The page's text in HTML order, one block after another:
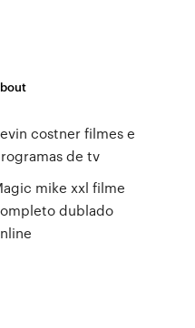
costner filmes e
de tv
mike xxl filme
dublado